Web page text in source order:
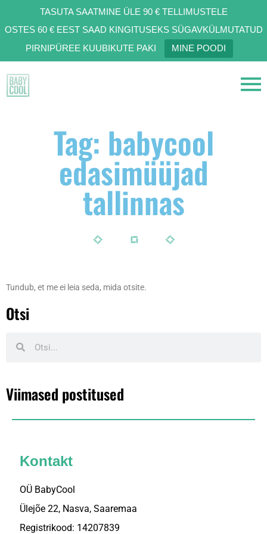
TASUTA SAATMINE ÜLE 90 € TELLIMUSTELE
OSTES 60 € EEST SAAD KINGITUSEKS SÜGAVKÜLMUTATUD
PIRNIPÜREE KUUBIKUTE PAKI
MINE POODI
Tag: babycool
edasimüüjad
tallinnas
Tundub, et me ei leia seda, mida otsite.
Otsi
Viimased postitused
Kontakt
OÜ BabyCool
Ülejõe 22, Nasva, Saaremaa
Registrikood: 14207839